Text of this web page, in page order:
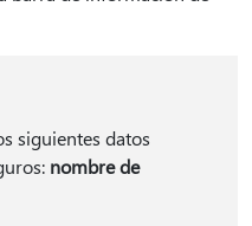
siguientes datos
nombre de